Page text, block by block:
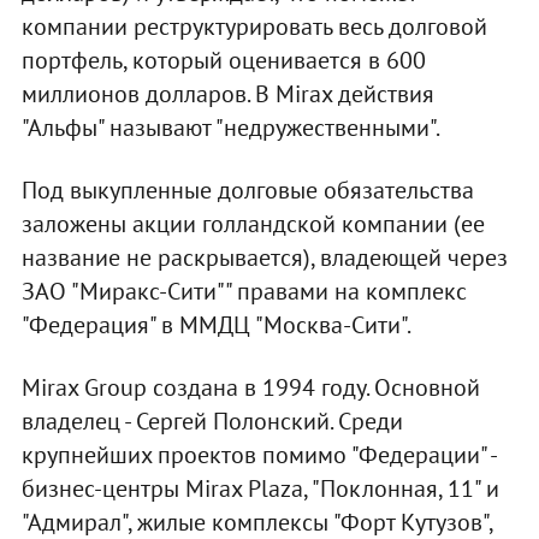
компании реструктурировать весь долговой
портфель, который оценивается в 600
миллионов долларов. В Mirax действия
"Альфы" называют "недружественными".
Под выкупленные долговые обязательства
заложены акции голландской компании (ее
название не раскрывается), владеющей через
ЗАО "Миракс-Сити"" правами на комплекс
"Федерация" в ММДЦ "Москва-Сити".
Mirax Group создана в 1994 году. Основной
владелец - Сергей Полонский. Среди
крупнейших проектов помимо "Федерации" -
бизнес-центры Mirax Plaza, "Поклонная, 11" и
"Адмирал", жилые комплексы "Форт Кутузов",